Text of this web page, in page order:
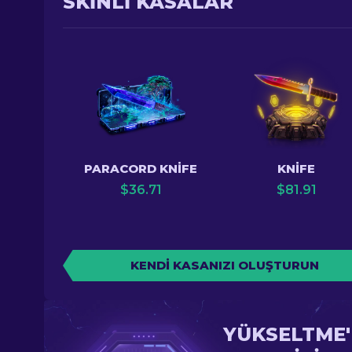
PARACORD KNIFE
$36.71
KNIFE
$81.91
KENDI KASANIZI OLUŞTURUN